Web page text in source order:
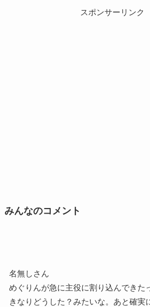
スポンサーリンク
みんなのコメント
名無しさん
めぐりんが急に主役に割り込んできた
きなりどうした？みたいな。あと確実